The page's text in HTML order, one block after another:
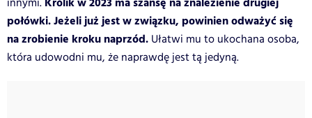
połówki. Jeżeli już jest w związku, powinien odważyć się
na zrobienie kroku naprzód. Ułatwi mu to ukochana osoba,
która udowodni mu, że naprawdę jest tą jedyną.